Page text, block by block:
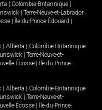
Colombie-Britannique
Terre-Neuve-et-Labrador
Île-du-Prince-Édouard
Alberta
Colombie-Britannique
Terre-Neuve-et-
Écosse
Île-du-Prince-
Alberta
Colombie-Britannique
Terre-Neuve-et-
Écosse
Île-du-Prince-